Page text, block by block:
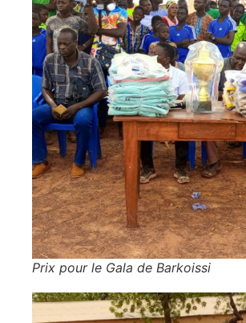
Prix pour le Gala de Barkoissi